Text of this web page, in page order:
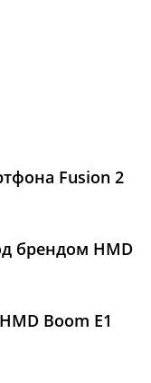
Fusion 2
брендом HMD
Boom E1